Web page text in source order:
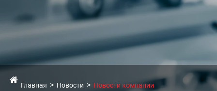
Главная Новости Новости компании